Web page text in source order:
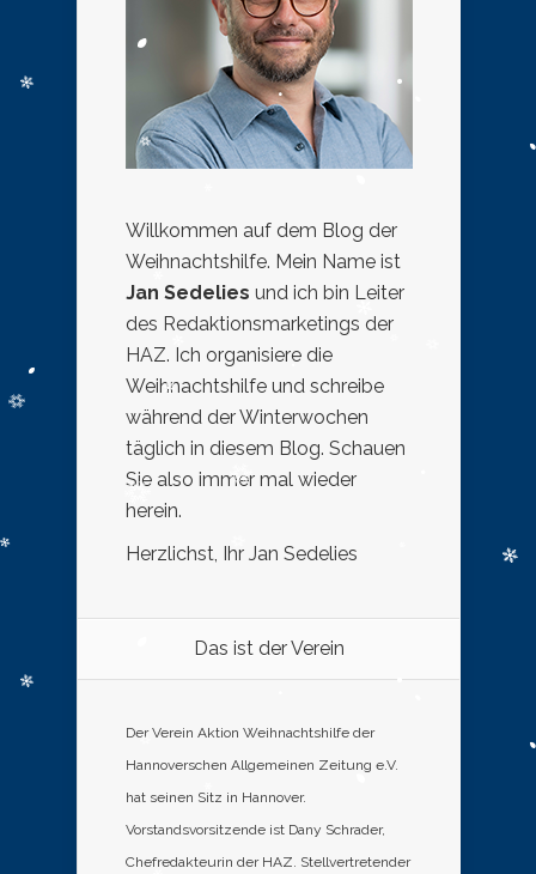
Willkommen auf dem Blog der
Weihnachtshilfe. Mein Name ist
Jan Sedelies und ich bin Leiter
des Redaktionsmarketings der
HAZ. Ich organisiere die
Weihnachtshilfe und schreibe
während der Winterwochen
täglich in diesem Blog. Schauen
Sie also immer mal wieder
herein.
Herzlichst, Ihr Jan Sedelies
Das ist der Verein
Der Verein Aktion Weihnachtshilfe der
Hannoverschen Allgemeinen Zeitung e.V.
hat seinen Sitz in Hannover.
Vorstandsvorsitzende ist Dany Schrader,
Chefredakteurin der HAZ. Stellvertretender